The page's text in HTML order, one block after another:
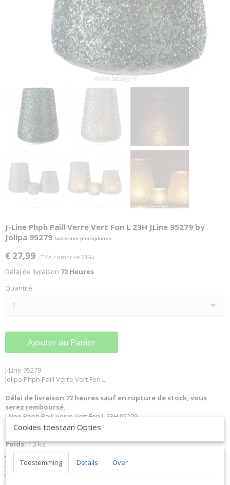
J-Line Phph Paill Verre Vert Fon L 23H JLine 95279 by
Jolipa 95279 lanternes-photophores
€ 27,99 (TVA comprise 21%)
Délai de livraison 72 Heures
Quantité
Ajouter au Panier
J-Line 95279
Jolipa Phph Paill Verre Vert Fon L
Délai de livraison 72 heures sauf en rupture de stock, vous
serez remboursé.
J-Line Phph Paill Verre Vert Fon L 23H 95279
Matériel: Verre.
L17xB17xH23 cm
Poids:1,3 kg.
JLine J-Line Code à barres EAN
Jolipa 95279 JO95279
J-Line by Jolipa Catégorie: support bougie photophore
Cookies toestaan Opties
Toestemming Details Over